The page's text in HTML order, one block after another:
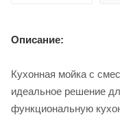
Описание:
Кухонная мойка с
идеальное решение
функциональную